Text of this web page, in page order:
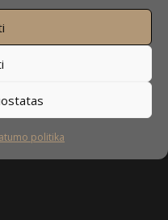
politika